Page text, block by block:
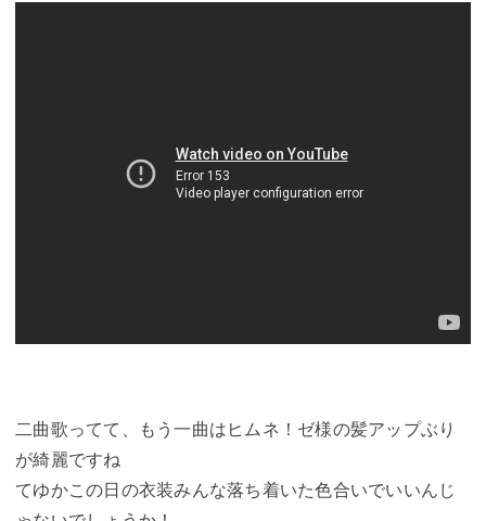
二曲歌ってて、もう一曲はヒムネ！ゼ様の髪アップぶり
が綺麗ですね
てゆかこの日の衣装みんな落ち着いた色合いでいいんじ